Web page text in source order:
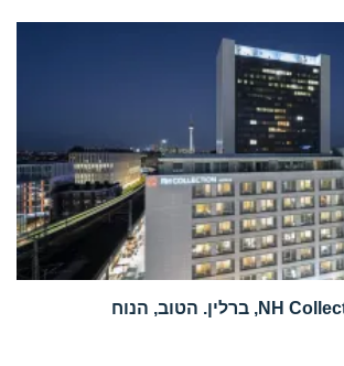
‏ביקורת מלון: NH Collection, ברלין. הטוב, הנוח